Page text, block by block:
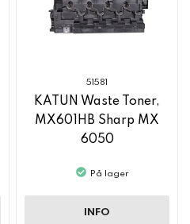
51581
KATUN Waste Toner,
MX601HB Sharp MX
6050
På lager
INFO